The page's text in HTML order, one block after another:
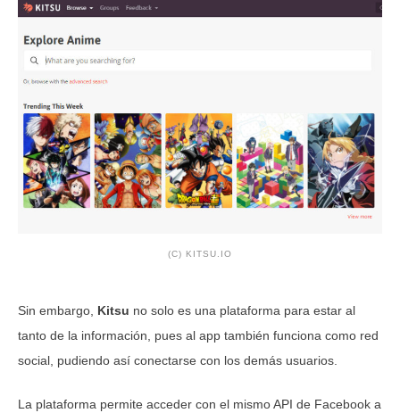
(C) KITSU.IO
Sin embargo, Kitsu no solo es una plataforma para estar al
tanto de la información, pues al app también funciona como red
social, pudiendo así conectarse con los demás usuarios.
La plataforma permite acceder con el mismo API de Facebook a